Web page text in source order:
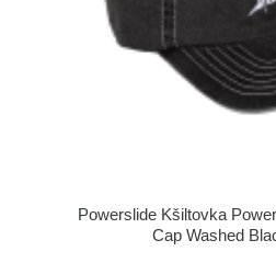
Powerslide Kšiltovka
Cap Washed